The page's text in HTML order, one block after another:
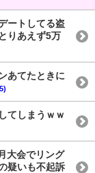
ートしてる盗
りあえず5万
あてたときに
てしまうｗｗ
大会でリング
疑いも不起訴